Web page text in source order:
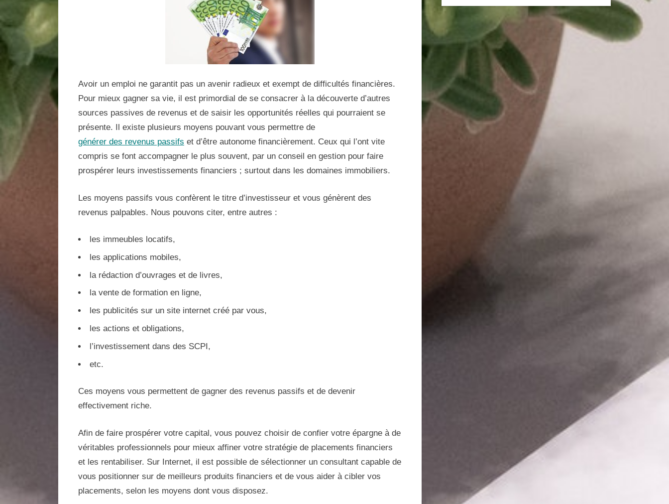
Avoir un emploi ne garantit pas un avenir radieux et exempt de difficultés financières.
Pour mieux gagner sa vie, il est primordial de se consacrer à la découverte d’autres
sources passives de revenus et de saisir les opportunités réelles qui pourraient se
présente. Il existe plusieurs moyens pouvant vous permettre de
générer des revenus passifs et d’être autonome financièrement. Ceux qui l’ont vite
compris se font accompagner le plus souvent, par un conseil en gestion pour faire
prospérer leurs investissements financiers ; surtout dans les domaines immobiliers.
Les moyens passifs vous confèrent le titre d’investisseur et vous génèrent des
revenus palpables. Nous pouvons citer, entre autres :
les immeubles locatifs,
les applications mobiles,
la rédaction d’ouvrages et de livres,
la vente de formation en ligne,
les publicités sur un site internet créé par vous,
les actions et obligations,
l’investissement dans des SCPI,
etc.
Ces moyens vous permettent de gagner des revenus passifs et de devenir
effectivement riche.
Afin de faire prospérer votre capital, vous pouvez choisir de confier votre épargne à de
véritables professionnels pour mieux affiner votre stratégie de placements financiers
et les rentabiliser. Sur Internet, il est possible de sélectionner un consultant capable de
vous positionner sur de meilleurs produits financiers et de vous aider à cibler vos
placements, selon les moyens dont vous disposez.